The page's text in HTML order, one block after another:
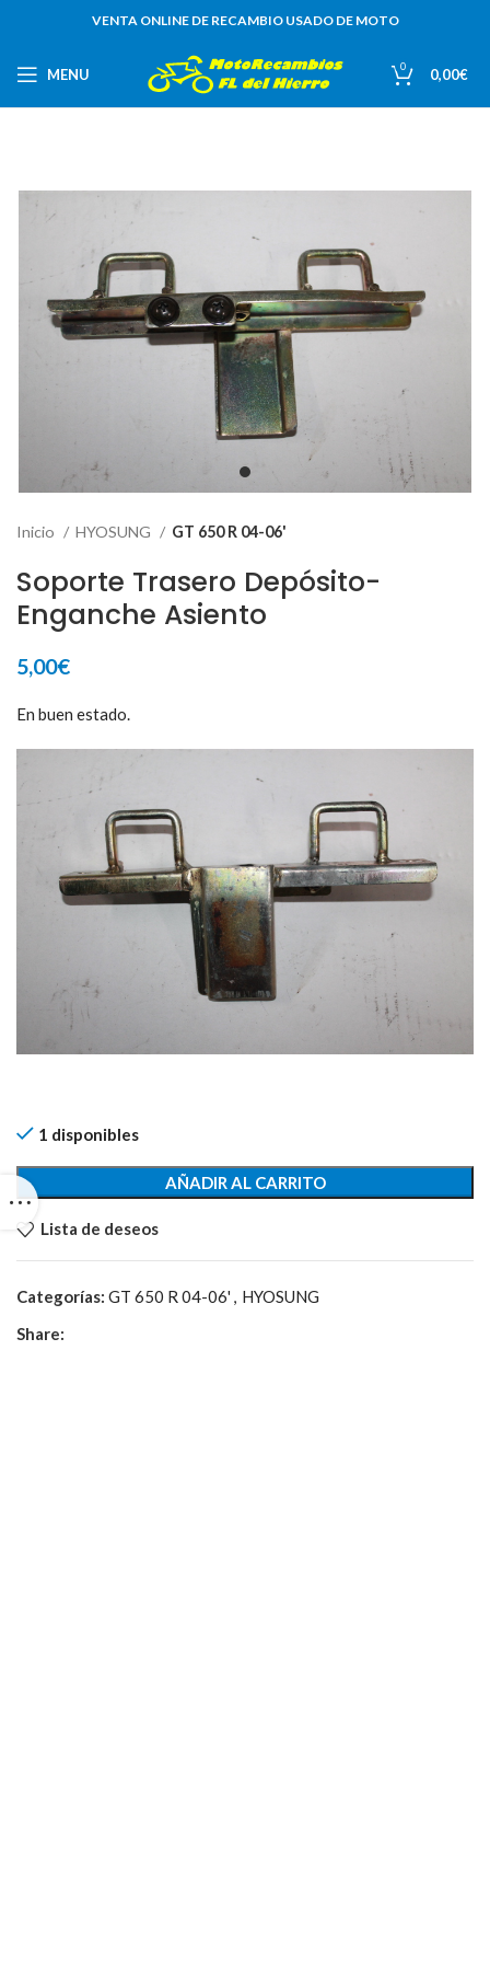
VENTA ONLINE DE RECAMBIO USADO DE MOTO
MENU 0 0,00€
Inicio HYOSUNG GT 650 R 04-06'
Soporte Trasero Depósito-
Enganche Asiento
5,00€
En buen estado.
1 disponibles
AÑADIR AL CARRITO
Lista de deseos
Categorías: GT 650 R 04-06' , HYOSUNG
Share: